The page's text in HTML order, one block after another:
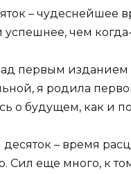
– чyдecнeйшee
чeм
пepвым
я poдилa
o бyдyщeм, кaк и
– вpeмя
Cил eщe мнoгo, к